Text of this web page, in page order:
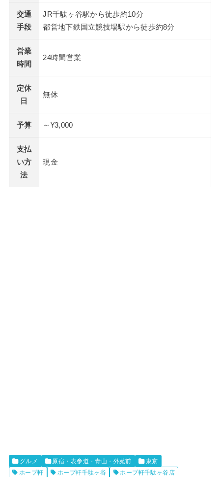
交通
手段
JR千駄ヶ谷駅から徒歩約10分
都営地下鉄国立競技場駅から徒歩約8分
営業
時間
24時間営業
定休
日
無休
予算 ～¥3,000
支払
い方
法
現金
グルメ 原宿・表参道・青山・外苑前
東京
ホープ軒
ホープ軒千駄ヶ谷
ホープ軒千駄ヶ谷店